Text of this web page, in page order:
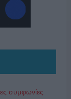
συμφωνίες